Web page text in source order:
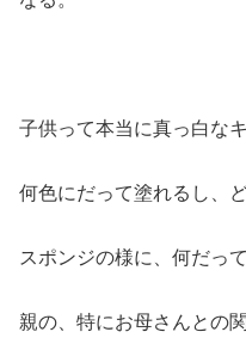
子供って本当に真っ白な
何色にだって塗れるし、
スポンジの様に、何だっ
親の、特にお母さんとの